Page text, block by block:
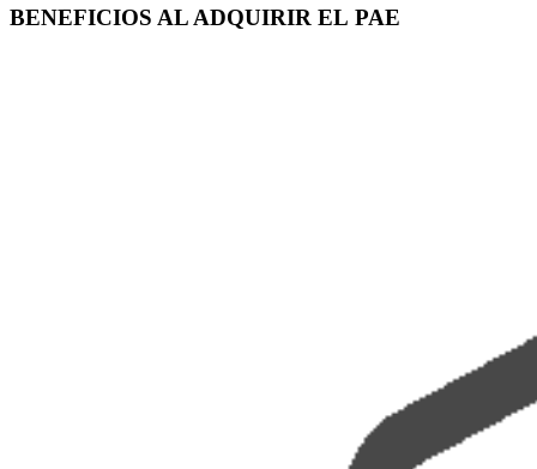
BENEFICIOS ALADQUIRIR EL PAE